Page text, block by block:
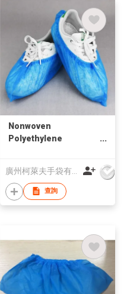
Nonwoven
Polyethylene
查詢